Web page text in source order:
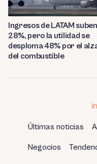
Ingresos de LATAM suben
28%, pero la utilidad se
desploma 48% por el
del combustible
Últimas noticias
Negocios